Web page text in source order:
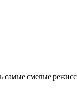
самые смелые